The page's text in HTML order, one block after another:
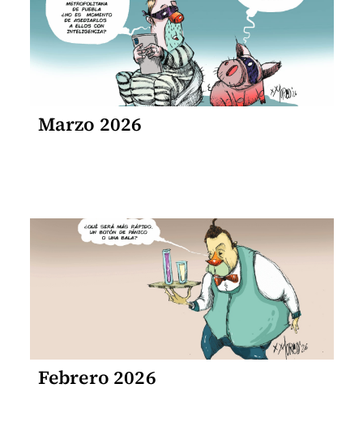
Marzo 2026
Febrero 2026